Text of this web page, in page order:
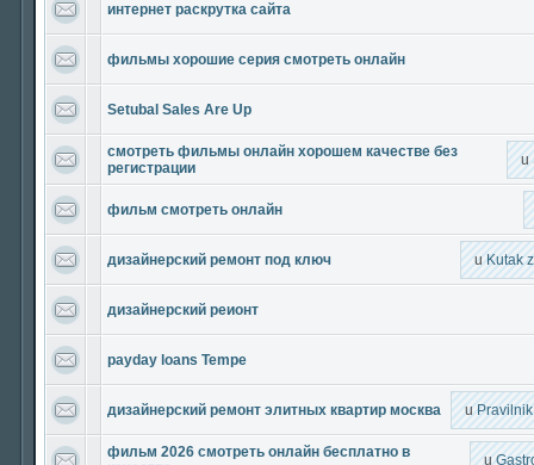
интернет раскрутка сайта
фильмы хорошие серия смотреть онлайн
Setubal Sales Are Up
смотреть фильмы онлайн хорошем качестве без
регистрации
u
фильм смотреть онлайн
дизайнерский ремонт под ключ uKutak
дизайнерский реионт
payday loans Tempe
дизайнерский ремонт элитных квартир москва u
фильм 2026 смотреть онлайн бесплатно в
u